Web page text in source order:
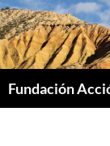
Saltar
al
contenido
Fundación